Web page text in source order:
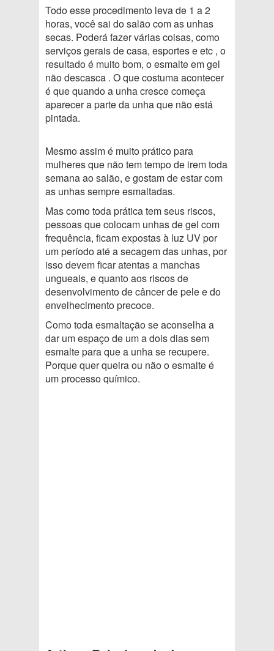
Todo esse procedimento leva de 1 a 2
horas, você sai do salão com as unhas
secas. Poderá fazer várias coisas, como
serviços gerais de casa, esportes e etc , o
resultado é muito bom, o esmalte em gel
não descasca . O que costuma acontecer
é que quando a unha cresce começa
aparecer a parte da unha que não está
pintada.
Mesmo assim é muito prático para
mulheres que não tem tempo de irem toda
semana ao salão, e gostam de estar com
as unhas sempre esmaltadas.
Mas como toda prática tem seus riscos,
pessoas que colocam unhas de gel com
frequência, ficam expostas à luz UV por
um período até a secagem das unhas, por
isso devem ficar atentas a manchas
ungueais, e quanto aos riscos de
desenvolvimento de câncer de pele e do
envelhecimento precoce.
Como toda esmaltação se aconselha a
dar um espaço de um a dois dias sem
esmalte para que a unha se recupere.
Porque quer queira ou não o esmalte é
um processo químico.